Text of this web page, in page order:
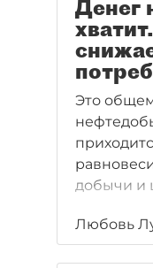
Денег
Это
добычи и
Любовь